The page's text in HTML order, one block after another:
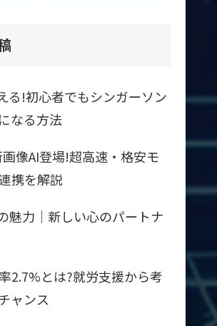
る!初心者でもシンガーソン
なる方法
像AI登場!超高速・格安モ
携を解説
魅力｜新しい心のパートナ
2.7%とは?就労支援から考
ャンス